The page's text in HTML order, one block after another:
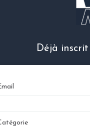
Déjà inscrit